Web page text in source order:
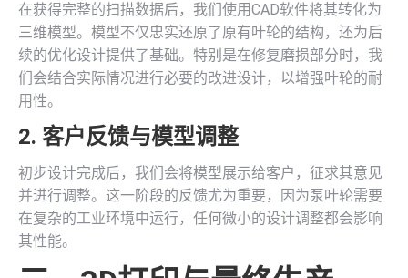
在获得完整的扫描数据后，我们使用CAD软件将其转化为
三维模型。模型不仅忠实还原了原有叶轮的结构，还为后
续的优化设计提供了基础。特别是在修复磨损部分时，我
们会结合实际情况进行必要的改进设计，以增强叶轮的耐
用性。
2. 客户反馈与模型调整
初步设计完成后，我们会将模型展示给客户，征求其意见
并进行调整。这一阶段的反馈尤为重要，因为泵叶轮需要
在复杂的工业环境中运行，任何微小的设计调整都会影响
其性能。